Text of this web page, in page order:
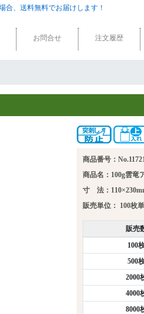
お問合せ 注文履歴
商品番号：
商品名：100g雲竜
寸 法：
販売単位： 100枚
販売
100
500
2000
4000
8000